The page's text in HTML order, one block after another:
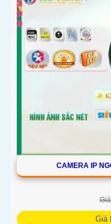
CAMERA IP
Giá